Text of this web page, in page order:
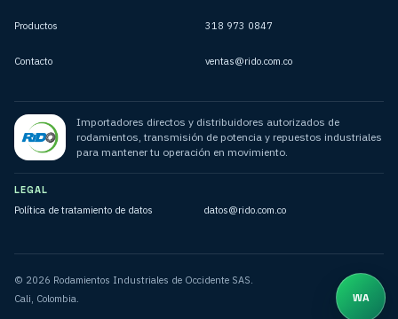
Importadores directos y distribuidores autorizados de
rodamientos, transmisión de potencia y repuestos industriales
para mantener tu operación en movimiento.
Productos
Contacto
318 973 0847
ventas@rido.com.co
LEGAL
Política de tratamiento de datos
datos@rido.com.co
© 2026 Rodamientos Industriales de Occidente SAS.
Cali, Colombia.